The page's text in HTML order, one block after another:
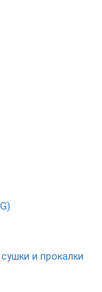
и прокалки